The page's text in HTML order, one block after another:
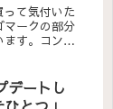
て気付いた
マークの部分
ます。コンビ
デートし
とつ」